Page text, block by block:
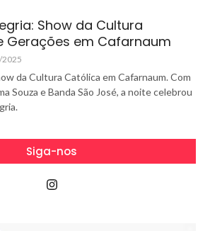
Show da Cultura
Gerações em Cafarnaum
da Cultura Católica em Cafarnaum. Com
Souza e Banda São José, a noite celebrou
Siga-nos